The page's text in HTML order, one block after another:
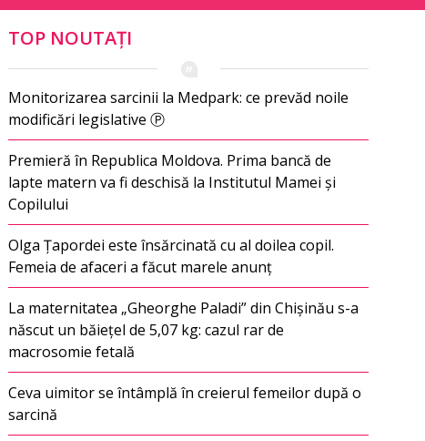
TOP NOUTAȚI
Monitorizarea sarcinii la Medpark: ce prevăd noile
modificări legislative Ⓟ
Premieră în Republica Moldova. Prima bancă de
lapte matern va fi deschisă la Institutul Mamei și
Copilului
Olga Țapordei este însărcinată cu al doilea copil.
Femeia de afaceri a făcut marele anunț
La maternitatea „Gheorghe Paladi” din Chișinău s-a
născut un băiețel de 5,07 kg: cazul rar de
macrosomie fetală
Ceva uimitor se întâmplă în creierul femeilor după o
sarcină